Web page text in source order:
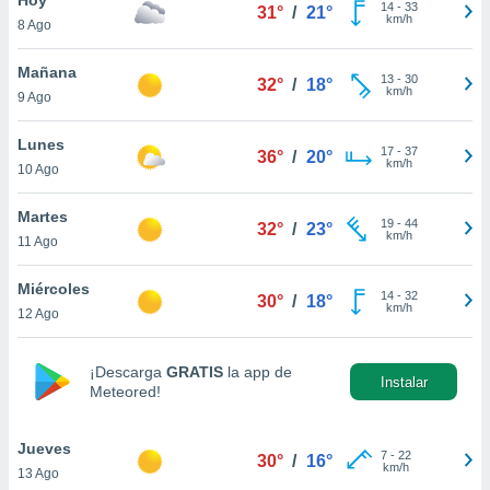
y
en
más
de
cookies
aceptar
8 Ago
31° / 21° 14- 33
km/h
Mañana
9 Ago
32° / 18° 13- 30
km/h
Lunes
10 Ago
36° / 20° 17- 37
km/h
Martes
11 Ago
32° / 23° 19- 44
km/h
Miércoles
12 Ago
30° / 18° 14- 32
km/h
¡Descarga GRATIS la app de
Meteored!
Instalar
Jueves
13 Ago
30° / 16° 7- 22
km/h